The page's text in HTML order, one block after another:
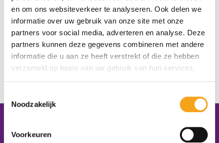
en om ons websiteverkeer te analyseren. Ook delen we
informatie over uw gebruik van onze site met onze
partners voor social media, adverteren en analyse. Deze
partners kunnen deze gegevens combineren met andere
informatie die u aan ze heeft verstrekt of die ze hebben
verzameld op basis van uw gebruik van hun services.
Noodzakelijk
Voorkeuren
Regius College locatie
Hofstraat
Schagen
Contactgegevens